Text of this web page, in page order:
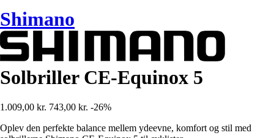
Shimano
Solbriller CE-Equinox 5
1.009,00 kr. 743,00 kr. -26%
Oplev den perfekte balance mellem ydeevne, komfort og stil med